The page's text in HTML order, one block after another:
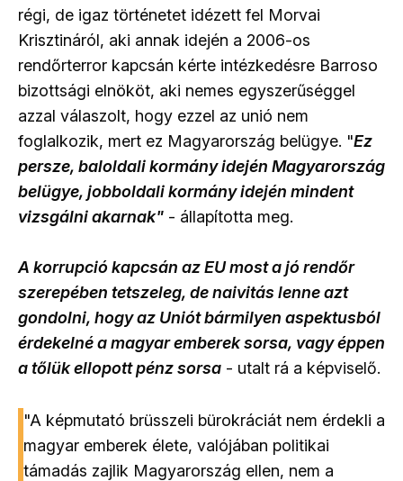
régi, de igaz történetet idézett fel Morvai
Krisztináról, aki annak idején a 2006-os
rendőrterror kapcsán kérte intézkedésre Barroso
bizottsági elnököt, aki nemes egyszerűséggel
azzal válaszolt, hogy ezzel az unió nem
foglalkozik, mert ez Magyarország belügye. "Ez
persze, baloldali kormány idején Magyarország
belügye, jobboldali kormány idején mindent
vizsgálni akarnak" - állapította meg.
A korrupció kapcsán az EU most a jó rendőr
szerepében tetszeleg, de naivitás lenne azt
gondolni, hogy az Uniót bármilyen aspektusból
érdekelné a magyar emberek sorsa, vagy éppen
a tőlük ellopott pénz sorsa - utalt rá a képviselő.
"A képmutató brüsszeli bürokráciát nem érdekli a
magyar emberek élete, valójában politikai
támadás zajlik Magyarország ellen, nem a